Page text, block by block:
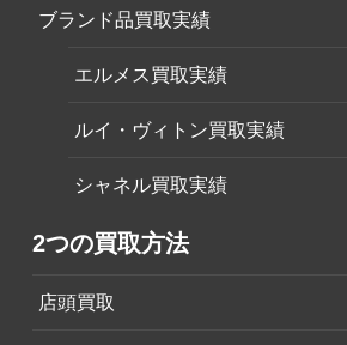
ブランド品買取実績
エルメス買取実績
ルイ・ヴィトン買取実績
シャネル買取実績
2つの買取方法
店頭買取